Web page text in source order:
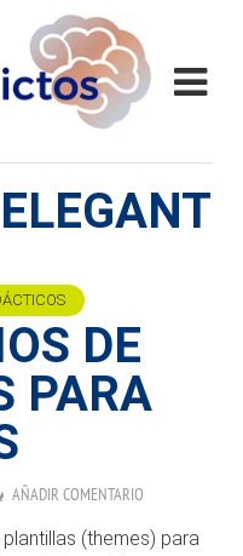
DE
PARA
AÑADIR COMENTARIO
(themes) para